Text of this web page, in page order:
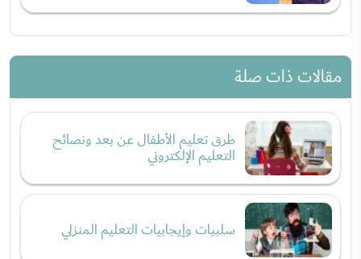
مقالات ذات صلة
طرق تعليم الأطفال عن بعد ونصائح
التعليم الإلكتروني
سلبيات وإيجابيات التعليم المنزلي